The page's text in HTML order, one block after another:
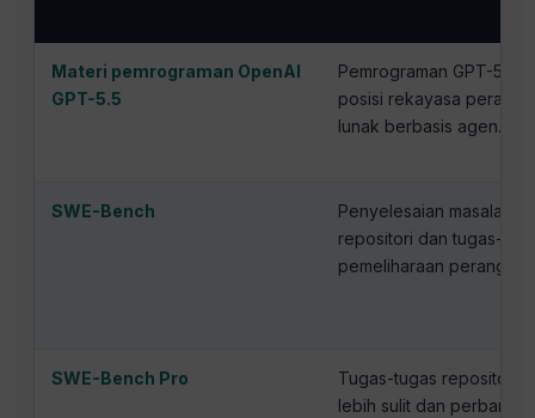
Materi pemrograman OpenAI
GPT-5.5
Pemrograman GPT-5.5
posisi rekayasa
lunak berbasis agen.
SWE-Bench
Penyelesaian masalah
repositori dan tugas-
pemeliharaan perangkat
SWE-Bench Pro
Tugas-tugas repositori
lebih sulit dan